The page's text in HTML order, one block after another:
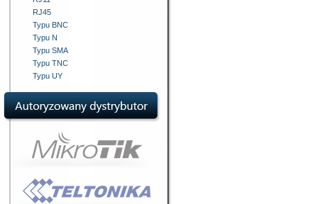
RJ45
Typu BNC
Typu N
Typu SMA
Typu TNC
Typu UY